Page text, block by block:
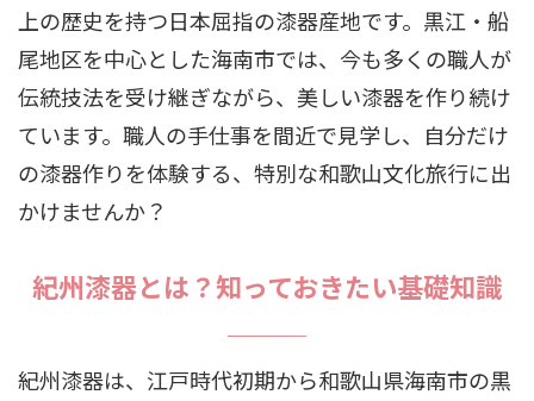
上の歴史を持つ日本屈指の漆器産地です。黒江・船
尾地区を中心とした海南市では、今も多くの職人が
伝統技法を受け継ぎながら、美しい漆器を作り続け
ています。職人の手仕事を間近で見学し、自分だけ
の漆器作りを体験する、特別な和歌山文化旅行に出
かけませんか？
紀州漆器とは？知っておきたい基礎知識
紀州漆器は、江戸時代初期から和歌山県海南市の黒